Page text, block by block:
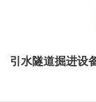
引水隧道掘进设